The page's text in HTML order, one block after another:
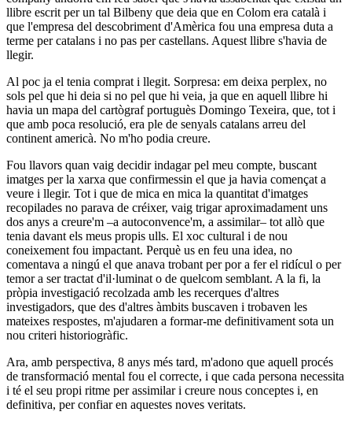
llibre escrit per un tal Bilbeny que deia que en Colom era català i
que l'empresa del descobriment d'Amèrica fou una empresa duta a
terme per catalans i no pas per castellans. Aquest llibre s'havia de
llegir.
Al poc ja el tenia comprat i llegit. Sorpresa: em deixa perplex, no
sols pel que hi deia si no pel que hi veia, ja que en aquell llibre hi
havia un mapa del cartògraf portuguès Domingo Texeira, que, tot i
que amb poca resolució, era ple de senyals catalans arreu del
continent americà. No m'ho podia creure.
Fou llavors quan vaig decidir indagar pel meu compte, buscant
imatges per la xarxa que confirmessin el que ja havia començat a
veure i llegir. Tot i que de mica en mica la quantitat d'imatges
recopilades no parava de créixer, vaig trigar aproximadament uns
dos anys a creure'm –a autoconvence'm, a assimilar– tot allò que
tenia davant els meus propis ulls. El xoc cultural i de nou
coneixement fou impactant. Perquè us en feu una idea, no
comentava a ningú el que anava trobant per por a fer el ridícul o per
temor a ser tractat d'il·luminat o de quelcom semblant. A la fi, la
pròpia investigació recolzada amb les recerques d'altres
investigadors, que des d'altres àmbits buscaven i trobaven les
mateixes respostes, m'ajudaren a formar-me definitivament sota un
nou criteri historiogràfic.
Ara, amb perspectiva, 8 anys més tard, m'adono que aquell procés
de transformació mental fou el correcte, i que cada persona necessita
i té el seu propi ritme per assimilar i creure nous conceptes i, en
definitiva, per confiar en aquestes noves veritats.